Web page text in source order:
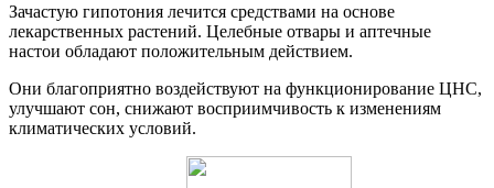
Зачастую гипотония лечится средствами на основе
лекарственных растений. Целебные отвары и аптечные
настои обладают положительным действием.
Они благоприятно воздействуют на функционирование ЦНС,
улучшают сон, снижают восприимчивость к изменениям
климатических условий.